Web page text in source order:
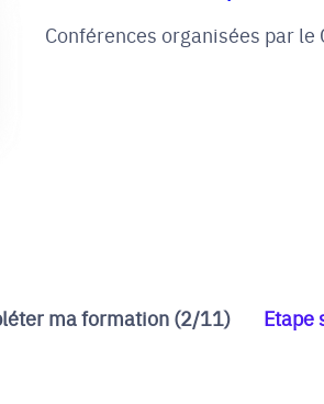
Conférences organisées par le
ma formation (2/11) Etape